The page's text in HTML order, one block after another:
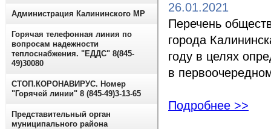
26.01.2021
Перечень
города
году в целях
в
Подробнее >>
Администрация Калининского МР
Горячая телефонная линия по
вопросам надежности
теплоснабжения. "ЕДДС" 8(845-
49)30080
СТОП.КОРОНАВИРУС. Номер
"Горячей линии" 8 (845-49)3-13-65
Представительный орган
муниципального района